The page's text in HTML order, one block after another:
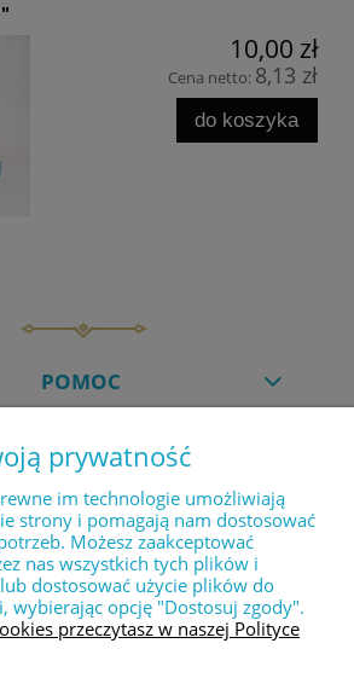
10,00 zł
Cena netto: 8,13 zł
do koszyka
POMOC
MOJE KONTO
I DOSTAWA
INFORMACJE
prywatność
im technologie umożliwiają
strony i pomagają nam dostosować
Możesz zaakceptować
nas wszystkich tych plików i
dostosować użycie plików do
wybierając opcję "Dostosuj zgody".
przeczytasz w naszej Polityce